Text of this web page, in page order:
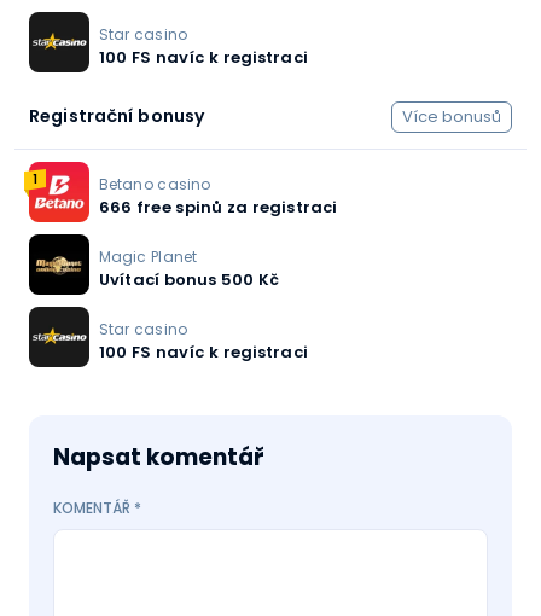
Star casino
100 FS navíc k registraci
Registrační bonusy Více bonusů
1 Betano casino
666 free spinů za registraci
Magic Planet
Uvítací bonus 500 Kč
Star casino
100 FS navíc k registraci
Napsat komentář
KOMENTÁŘ *